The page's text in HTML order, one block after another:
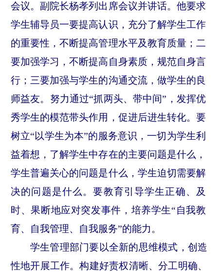
会议。副院长杨孝列出席会议并讲话。他要求
学生辅导员一要提高认识，充分了解学生工作
的重要性，不断提高管理水平及教育质量；二
要加强学习，不断提高自身素质，规范自身言
行；三要加强与学生的沟通交流，做学生的良
师益友。努力通过“抓两头、带中间”，发挥优
秀学生的模范带头作用，促进后进生转化。要
树立“以学生为本”的服务意识，一切为学生利
益着想，了解学生中存在的主要问题是什么，
学生普遍关心的问题是什么，学生迫切需要解
决的问题是什么。要教育引导学生正确、及
时、果断地应对突发事件，培养学生“自我教
育、自我管理、自我服务”的能力。
学生管理部门要以全新的思维模式，创造
性地开展工作。构建好责权清晰、分工明确、